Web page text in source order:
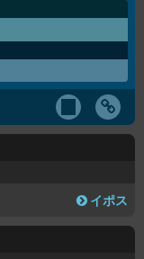
イポス